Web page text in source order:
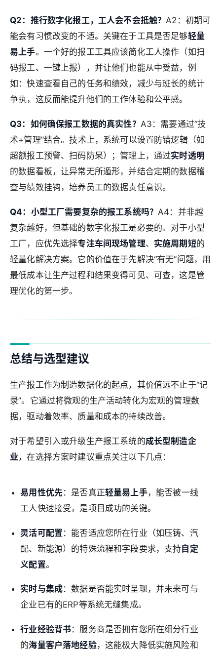
Q2：推行数字化报工，工人会不会抵触？A2：初期可
能会有习惯改变的不适。关键在于工具是否足够轻量
易上手。一个好的报工工具应该简化工人操作（如扫
码报工、一键上报），并让他们也能从中受益，例
如：快速查看自己的任务和绩效，减少与班长的统计
争执，这反而能提升他们的工作体验和公平感。
Q3：如何确保报工数据的真实性？ A3：需要通过“技
术+管理”结合。技术上，系统可以设置防错逻辑（如
超额报工预警、扫码防呆）；管理上，通过实时透明
的数据看板，让异常无所遁形，并结合定期的数据稽
查与绩效挂钩，培养员工的数据责任意识。
Q4：小型工厂需要复杂的报工系统吗？A4：并非越
复杂越好，但基础的数字化报工是必要的。对于小型
工厂，应优先选择专注车间现场管理、 实施周期短的
轻量化解决方案。它的价值在于先解决“有无”问题，用
最低成本让生产过程和结果变得可见、可查，这是管
理优化的第一步。
总结与选型建议
生产报工作为制造数据化的起点，其价值远不止于“记
录”。它通过将微观的生产活动转化为宏观的管理数
据，驱动着效率、质量和成本的持续改善。
对于希望引入或升级生产报工系统的成长型制造企
业 ，在选择方案时建议重点关注以下几点：
易用性优先：是否真正轻量易上手，能否被一线
工人快速接受，是项目成功的关键。
灵活可配置 ：能否适应您所在行业（如压铸、汽
配、新能源）的特殊流程和字段要求，支持自定
义配置。
实时与集成：数据是否能实时呈现，并未来可与
企业已有的ERP等系统无缝集成。
行业经验背书：服务商是否拥有您所在细分行业
的海量客户落地经验，这能极大降低实施风险和